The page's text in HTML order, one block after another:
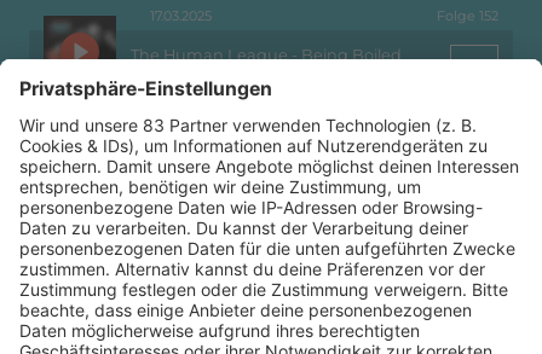
17.03.2025 Folge 152
The Human League - Being Boiled
10.03.2025 Folge 151
Righeira - Vamos a la Playa
03.03.2025 Folge 150
Belinda Carlisle - Heaven Is A Place On
Earth
INFO